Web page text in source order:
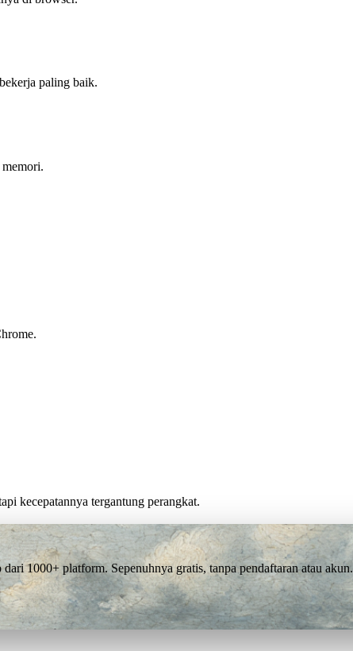
paling baik.
kecepatannya tergantung perangkat.
1000+ platform. Sepenuhnya gratis, tanpa pendaftaran atau akun.